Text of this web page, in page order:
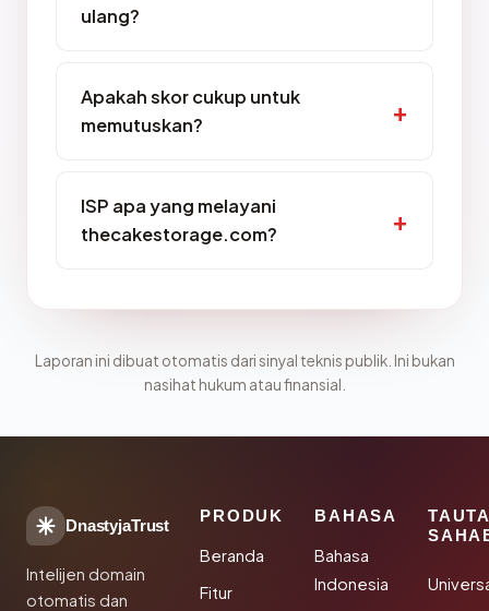
ulang?
Apakah skor cukup untuk
memutuskan?
ISP apa yang melayani
thecakestorage.com?
Laporan ini dibuat otomatis dari sinyal teknis publik. Ini bukan
nasihat hukum atau finansial.
DnastyjaTrust
Intelijen domain
otomatis dan
PRODUK
Beranda
Fitur
BAHASA
Bahasa
Indonesia